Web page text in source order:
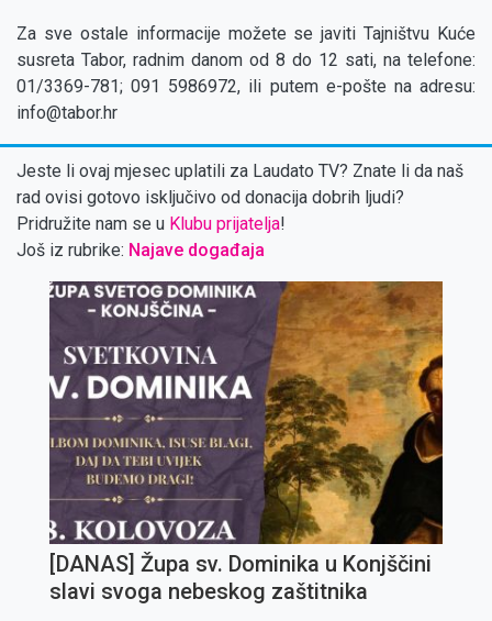
Za sve ostale informacije možete se javiti Tajništvu Kuće
susreta Tabor, radnim danom od 8 do 12 sati, na telefone:
01/3369-781; 091 5986972, ili putem e-pošte na adresu:
info@tabor.hr
Jeste li ovaj mjesec uplatili za Laudato TV? Znate li da naš
rad ovisi gotovo isključivo od donacija dobrih ljudi?
Pridružite nam se u Klubu prijatelja!
Još iz rubrike: Najave događaja
[DANAS] Župa sv. Dominika u Konjščini
slavi svoga nebeskog zaštitnika